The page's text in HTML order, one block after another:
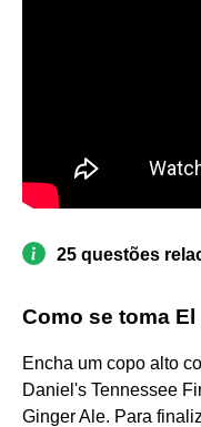
25 questões
Como se toma
Encha um copo alto
Daniel's Tennessee
Ginger Ale. Para